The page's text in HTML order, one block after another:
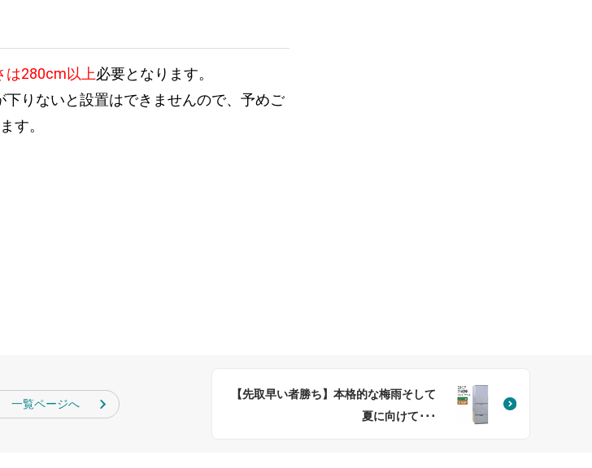
は280cm以上必要となります。
りないと設置はできませんので、予めご
す。
【先取早い者勝ち】本格的な梅雨そして
夏に向けて･･･
一覧ページへ